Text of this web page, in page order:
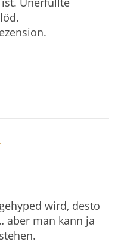
wird, desto
aber man kann ja